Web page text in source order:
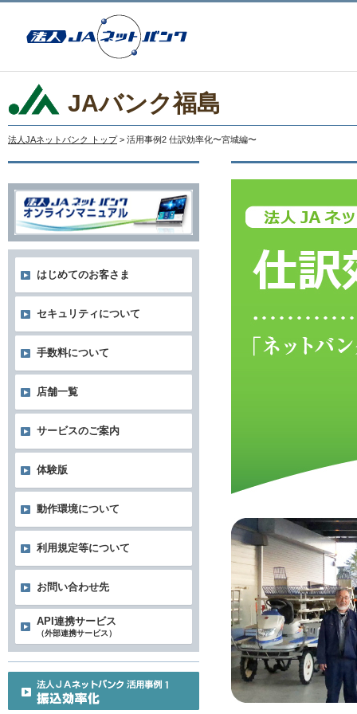
JAバンク福島
法人JAネットバンク トップ > 活用事例2 仕訳効率化〜宮城編〜
はじめてのお客さま
セキュリティについて
手数料について
店舗一覧
サービスのご案内
体験版
動作環境について
利用規定等について
お問い合わせ先
API連携サービス
（外部連携サービス）